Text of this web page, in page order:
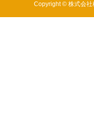
Copyright © 株式会